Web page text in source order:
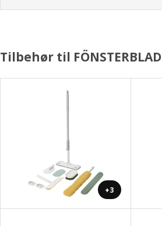
Tilbehør til FÖNSTERBLAD
+3